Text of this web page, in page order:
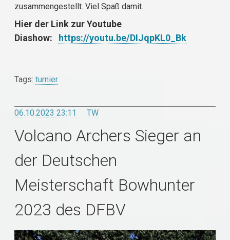
zusammengestellt. Viel Spaß damit.
Hier der Link zur Youtube
Diashow: https://youtu.be/DIJqpKL0_Bk
Tags:turnier
06.10.2023 23:11 TW
Volcano Archers Sieger an
der Deutschen
Meisterschaft Bowhunter
2023 des DFBV